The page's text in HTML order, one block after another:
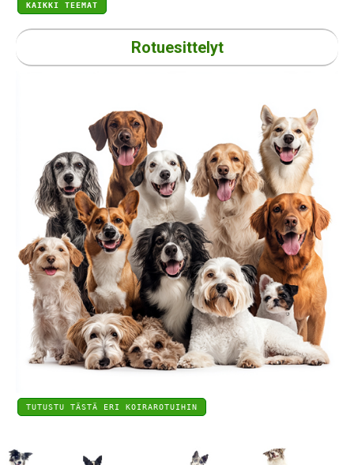
KAIKKI TEEMAT
Rotuesittelyt
TUTUSTU TÄSTÄ ERI KOIRAROTUIHIN